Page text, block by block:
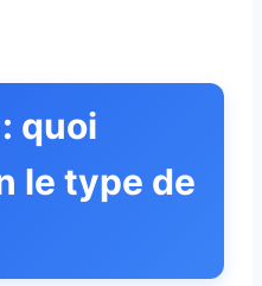
quoi
le type de